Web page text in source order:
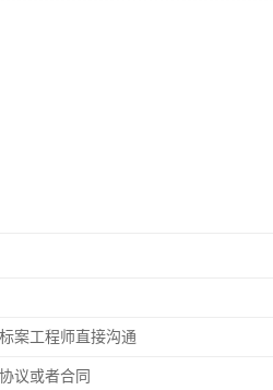
案工程师直接沟通
议或者合同